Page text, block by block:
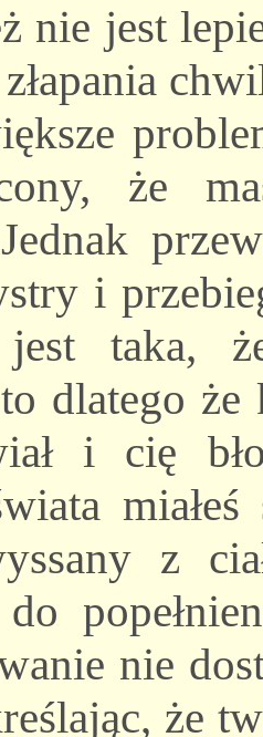
nie jest
że
i
jest taka,
dlatego
i cię
z
nie
że